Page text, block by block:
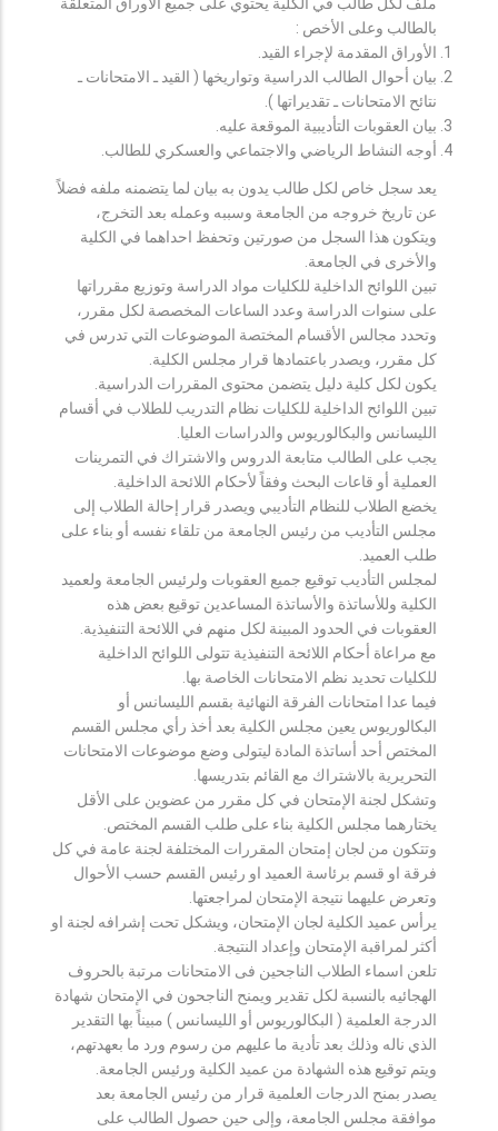
بالطالب وعلى الأخص :
الأوراق المقدمة لإجراء القيد.
بيان أحوال الطالب الدراسية وتواريخها ( القيد ـ الامتحانات ـ
نتائح الامتحانات ـ تقديراتها ).
بيان العقوبات التأديبية الموقعة عليه.
أوجه النشاط الرياضي والاجتماعي والعسكري للطالب.
يعد سجل خاص لكل طالب يدون به بيان لما يتضمنه ملفه فضلاً
عن تاريخ خروجه من الجامعة وسببه وعمله بعد التخرج،
ويتكون هذا السجل من صورتين وتحفظ احداهما في الكلية
والأخرى في الجامعة.
تبين اللوائح الداخلية للكليات مواد الدراسة وتوزيع مقرراتها
على سنوات الدراسة وعدد الساعات المخصصة لكل مقرر،
وتحدد مجالس الأقسام المختصة الموضوعات التي تدرس في
كل مقرر، ويصدر باعتمادها قرار مجلس الكلية.
يكون لكل كلية دليل يتضمن محتوى المقررات الدراسية.
تبين اللوائح الداخلية للكليات نظام التدريب للطلاب في أقسام
الليسانس والبكالوريوس والدراسات العليا.
يجب على الطالب متابعة الدروس والاشتراك في التمرينات
العملية أو قاعات البحث وفقاً لأحكام اللائحة الداخلية.
يخضع الطلاب للنظام التأديبي ويصدر قرار إحالة الطلاب إلى
مجلس التأديب من رئيس الجامعة من تلقاء نفسه أو بناء على
طلب العميد.
لمجلس التأديب توقيع جميع العقوبات ولرئيس الجامعة ولعميد
الكلية وللأساتذة والأساتذة المساعدين توقيع بعض هذه
العقوبات في الحدود المبينة لكل منهم في اللائحة التنفيذية.
مع مراعاة أحكام اللائحة التنفيذية تتولى اللوائح الداخلية
للكليات تحديد نظم الامتحانات الخاصة بها.
فيما عدا امتحانات الفرقة النهائية بقسم الليسانس أو
البكالوريوس يعين مجلس الكلية بعد أخذ رأي مجلس القسم
المختص أحد أساتذة المادة ليتولى وضع موضوعات الامتحانات
التحريرية بالاشتراك مع القائم بتدريسها.
وتشكل لجنة الإمتحان في كل مقرر من عضوين على الأقل
يختارهما مجلس الكلية بناء على طلب القسم المختص.
وتتكون من لجان إمتحان المقررات المختلفة لجنة عامة في كل
فرقة او قسم برئاسة العميد او رئيس القسم حسب الأحوال
وتعرض عليهما نتيجة الإمتحان لمراجعتها.
يرأس عميد الكلية لجان الإمتحان، ويشكل تحت إشرافه لجنة او
أكثر لمراقبة الإمتحان وإعداد النتيجة.
تلعن اسماء الطلاب الناجحين فى الامتحانات مرتبة بالحروف
الهجائيه بالنسبة لكل تقدير ويمنح الناجحون في الإمتحان شهادة
الدرجة العلمية ( البكالوريوس أو الليسانس ) مبيناً بها التقدير
الذي ناله وذلك بعد تأدية ما عليهم من رسوم ورد ما بعهدتهم،
ويتم توقيع هذه الشهادة من عميد الكلية ورئيس الجامعة.
يصدر بمنح الدرجات العلمية قرار من رئيس الجامعة بعد
موافقة مجلس الجامعة، وإلى حين حصول الطالب على